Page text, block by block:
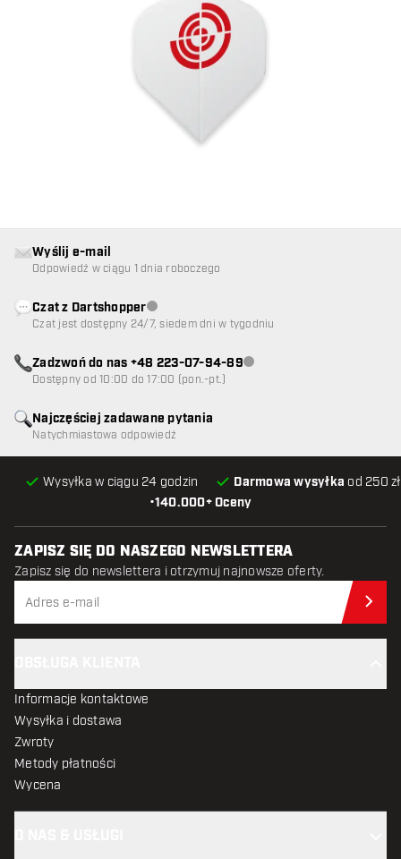
•140.000+ Oceny
Wysyłka w ciągu 24 godzin Darmowa wysyłka od 250
Najczęściej zadawane pytania
Natychmiastowa odpowiedź
Wyślij e-mail
Odpowiedź w ciągu 1 dnia roboczego
Czat z DartshopperObsługa klienta niedostępna
Czat jest dostępny 24/7, siedem dni w tygodniu
Zadzwoń do nas +48 223-07-94-89Obsługa klienta niedostępna
Dostępny od 10:00 do 17:00 (pon.-pt.)
ZAPISZ SIĘ DO NASZEGO NEWSLETTERA
Zapisz się do newslettera i otrzymuj najnowsze oferty.
Informacje kontaktowe
Wysyłka i dostawa
Zwroty
Metody płatności
Wycena